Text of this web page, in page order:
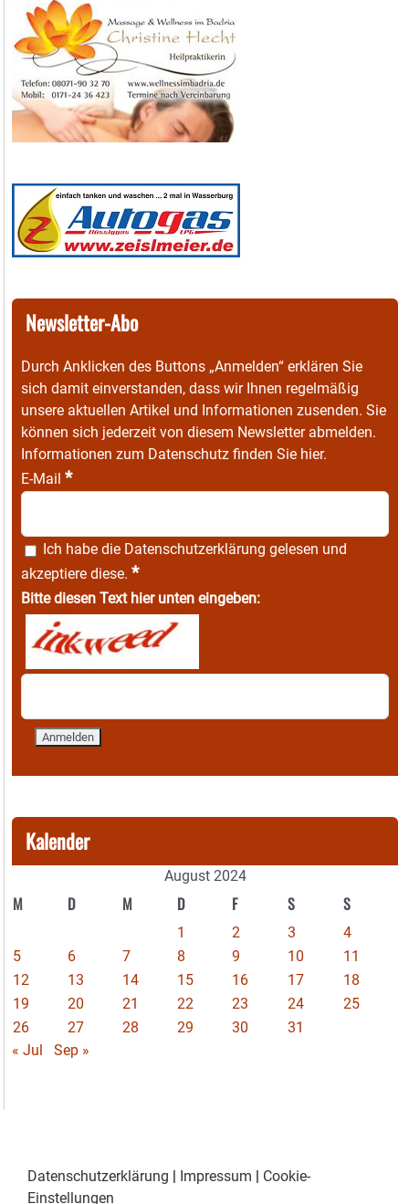
Newsletter-Abo
Durch Anklicken des Buttons „Anmelden“ erklären Sie
sich damit einverstanden, dass wir Ihnen regelmäßig
unsere aktuellen Artikel und Informationen zusenden. Sie
können sich jederzeit von diesem Newsletter abmelden.
Informationen zum Datenschutz finden Sie hier.
E-Mail *
Ich habe die Datenschutzerklärung gelesen und
akzeptiere diese. *
Bitte diesen Text hier unten eingeben:
Kalender
August 2024
M D M D F S S
1 2 3
4
5
6 7 8 9 10
11
12
13 14 15 16 17
18
19
20 21 22 23 24
25
26
27 28 29 30
31
« Jul
Sep »
Datenschutzerklärung Impressum
Cookie-
Einstellungen